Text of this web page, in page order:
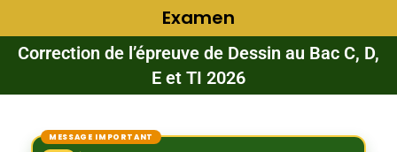
Examen
Correction de l’épreuve de Dessin au Bac C, D,
E et TI 2026
MESSAGE IMPORTANT